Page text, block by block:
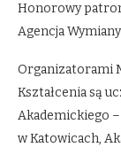
Honorowy
Agencja
Organizatorami
Kształcenia są
Akademickiego
w Katowicach,